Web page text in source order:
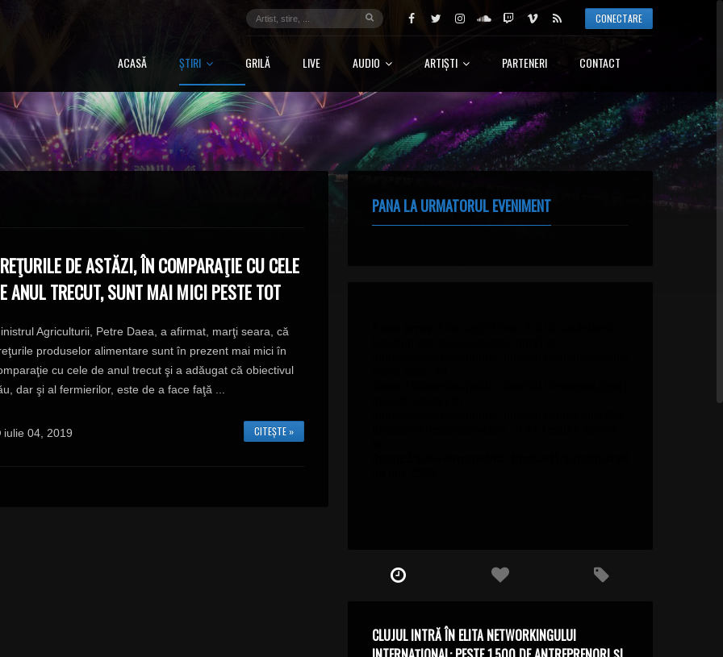
CONECTARE
ACASĂ ȘTIRI GRILĂ LIVE AUDIO ARTIȘTI PARTENERI CONTACT
DE ASTĂZI, ÎN COMPARAŢIE CU CELE
ANUL TRECUT, SUNT MAI MICI PESTE TOT
Agriculturii, Petre Daea, a afirmat, marţi seara, că
produselor alimentare sunt în prezent mai mici în
cu cele de anul trecut şi a adăugat că obiectivul
dar şi al fermierilor, este de a face faţă ...
CITEȘTE »
iulie 04, 2019
PANA LA URMATORUL EVENIMENT
CLUJUL INTRĂ ÎN ELITA NETWORKINGULUI